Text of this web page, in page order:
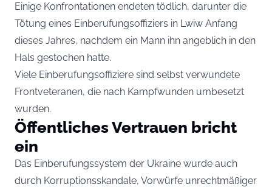
Einige Konfrontationen endeten tödlich, darunter die
Tötung eines Einberufungsoffiziers in Lwiw Anfang
dieses Jahres, nachdem ein Mann ihn angeblich in den
Hals gestochen hatte.
Viele Einberufungsoffiziere sind selbst verwundete
Frontveteranen, die nach Kampfwunden umbesetzt
wurden.
Öffentliches Vertrauen bricht
ein
Das Einberufungssystem der Ukraine wurde auch
durch Korruptionsskandale, Vorwürfe unrechtmäßiger